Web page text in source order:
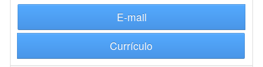
E-mail
Currículo